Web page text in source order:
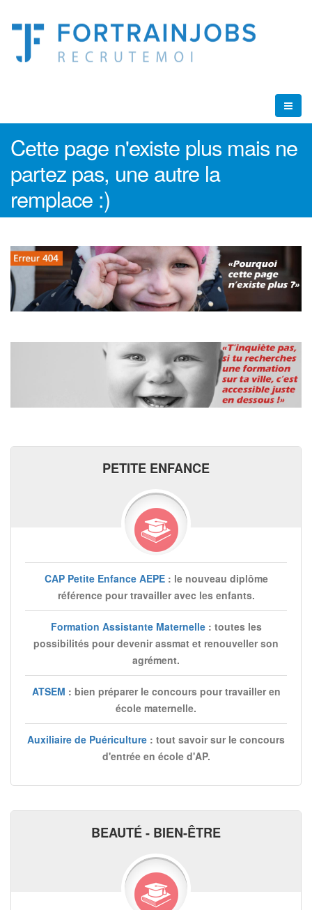
Cette page n'existe plus mais ne
partez pas, une autre la
remplace :)
PETITE ENFANCE
CAP Petite Enfance AEPE: le nouveau diplôme
référence pour travailler avec les enfants.
Formation Assistante Maternelle: toutes les
possibilités pour devenir assmat et renouveller son
agrément.
ATSEM : bien préparer le concours pour travailler en
école maternelle.
Auxiliaire de Puériculture : tout savoir sur le concours
d'entrée en école d'AP.
BEAUTÉ - BIEN-ÊTRE